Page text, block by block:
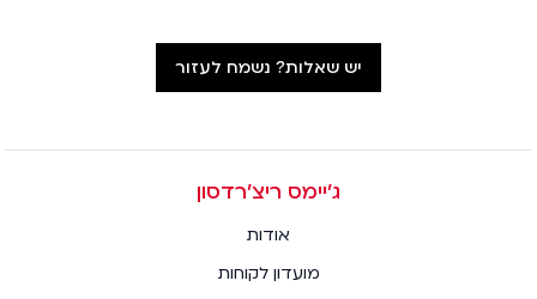
יש שאלות? נשמח לעזור
ג׳יימס ריצ׳רדסון
אודות
מועדון לקוחות